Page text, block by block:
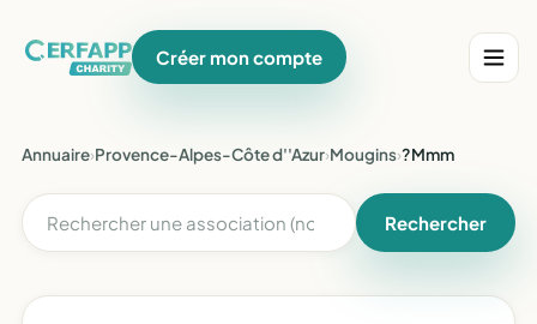
Créer mon compte
Annuaire›Provence-Alpes-Côte d''Azur›Mougins›?Mmm
Rechercher